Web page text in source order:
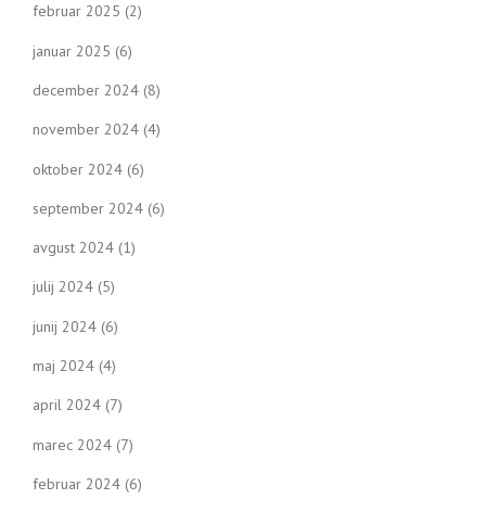
februar 2025 (2)
januar 2025 (6)
december 2024 (8)
november 2024 (4)
oktober 2024 (6)
september 2024 (6)
avgust 2024 (1)
julij 2024 (5)
junij 2024 (6)
maj 2024 (4)
april 2024 (7)
marec 2024 (7)
februar 2024 (6)